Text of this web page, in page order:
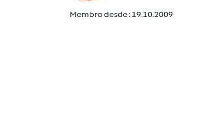
Membro desde : 19.10.2009